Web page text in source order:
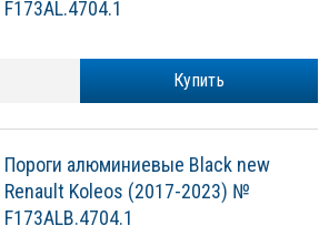
F173AL.4704.1
Купить
Пороги алюминиевые Black new
Renault Koleos (2017-2023) №
F173ALB.4704.1